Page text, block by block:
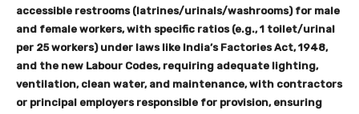
accessible restrooms (latrines/urinals/washrooms) for male
and female workers, with specific ratios (e.g., 1 toilet/urinal
per 25 workers) under laws like India’s Factories Act, 1948,
and the new Labour Codes, requiring adequate lighting,
ventilation, clean water, and maintenance, with contractors
or principal employers responsible for provision, ensuring